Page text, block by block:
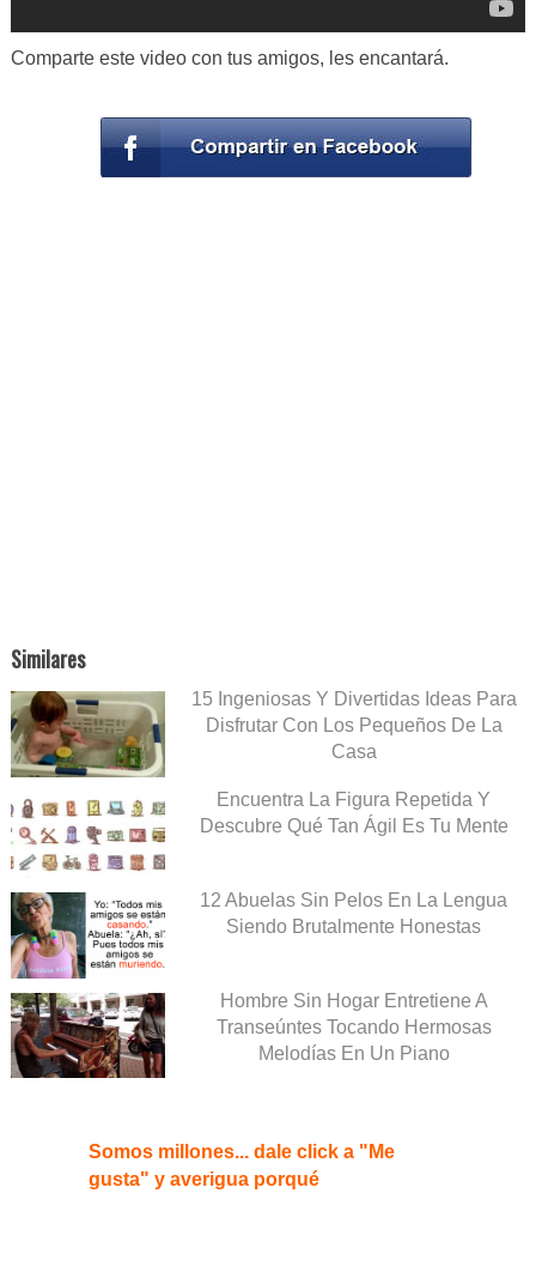
Comparte este video con tus amigos, les encantará.
Similares
15 Ingeniosas Y Divertidas Ideas Para
Disfrutar Con Los Pequeños De La
Casa
Encuentra La Figura Repetida Y
Descubre Qué Tan Ágil Es Tu Mente
12 Abuelas Sin Pelos En La Lengua
Siendo Brutalmente Honestas
Hombre Sin Hogar Entretiene A
Transeúntes Tocando Hermosas
Melodías En Un Piano
Somos millones... dale click a "Me
gusta" y averigua porqué